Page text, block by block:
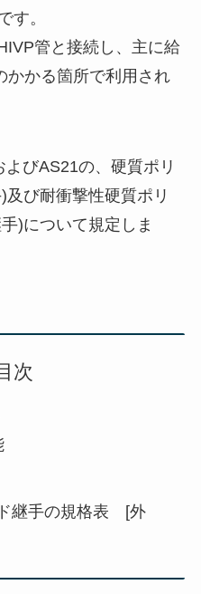
す。
管と接続し、主に給
かかる箇所で利用され
びAS21の、硬質ポリ
び耐衝撃性硬質ポリ
)について規定しま
次
継手の規格表 [外